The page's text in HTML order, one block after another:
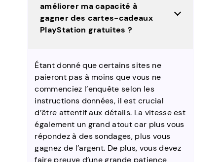
améliorer ma capacité à
gagner des cartes-cadeaux
PlayStation gratuites ?
Étant donné que certains sites ne
paieront pas à moins que vous ne
commenciez l’enquête selon les
instructions données, il est crucial
d’être attentif aux détails. La vitesse est
également un grand atout car plus vous
répondez à des sondages, plus vous
gagnez de l’argent. De plus, vous devez
faire preuve d’une grande patience